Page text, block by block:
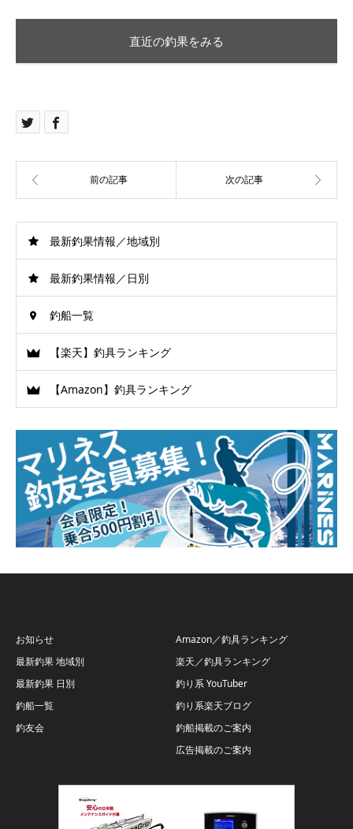
直近の釣果をみる
最新釣果情報／地域別
最新釣果情報／日別
釣船一覧
【楽天】釣具ランキング
【Amazon】釣具ランキング
お知らせ
最新釣果 地域別
最新釣果 日別
釣船一覧
釣友会
Amazon／釣具ランキング
楽天／釣具ランキング
釣り系 YouTuber
釣り系楽天ブログ
釣船掲載のご案内
広告掲載のご案内